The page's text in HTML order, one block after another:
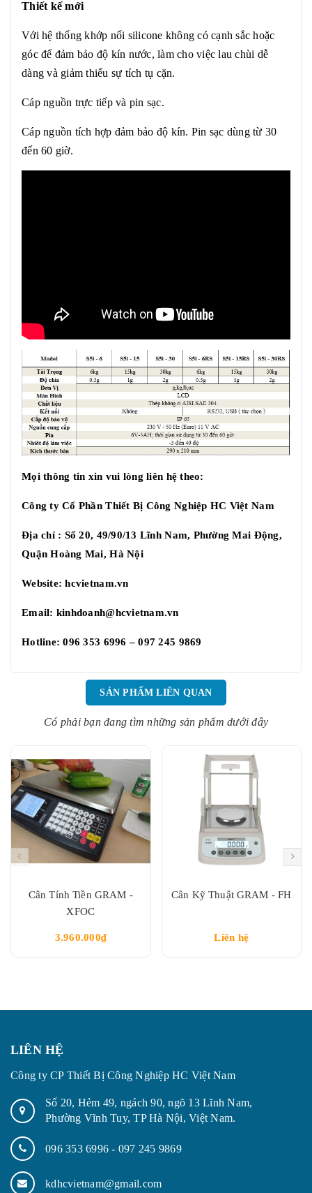
Thiết kế mới
Với hệ thống khớp nối silicone không có cạnh sắc hoặc
góc để đảm bảo độ kín nước, làm cho việc lau chùi dễ
dàng và giảm thiểu sự tích tụ cặn.
Cáp nguồn trực tiếp và pin sạc.
Cáp nguồn tích hợp đảm bảo độ kín. Pin sạc dùng từ 30
đến 60 giờ.
Mọi thông tin xin vui lòng liên hệ theo:
Công ty Cổ Phần Thiết Bị Công Nghiệp HC Việt Nam
Địa chỉ : Số 20, 49/90/13 Lĩnh Nam, Phường Mai Động,
Quận Hoàng Mai, Hà Nội
Website:hcvietnam.vn
Email: kinhdoanh@hcvietnam.vn
Hotline: 096 353 6996 – 097 245 9869
SẢN PHẨM LIÊN QUAN
Có phải bạn đang tìm những sản phẩm dưới đây
Cân Tính Tiền GRAM -
XFOC
3.960.000₫
Cân Kỹ Thuật GRAM - FH
Liên hệ
LIÊN HỆ
Công ty CP Thiết Bị Công Nghiệp HC Việt Nam
Số 20, Hẻm 49, ngách 90, ngõ 13 Lĩnh Nam,
Phường Vĩnh Tuy, TP Hà Nội, Việt Nam.
096 353 6996- 097 245 9869
kdhcvietnam@gmail.com